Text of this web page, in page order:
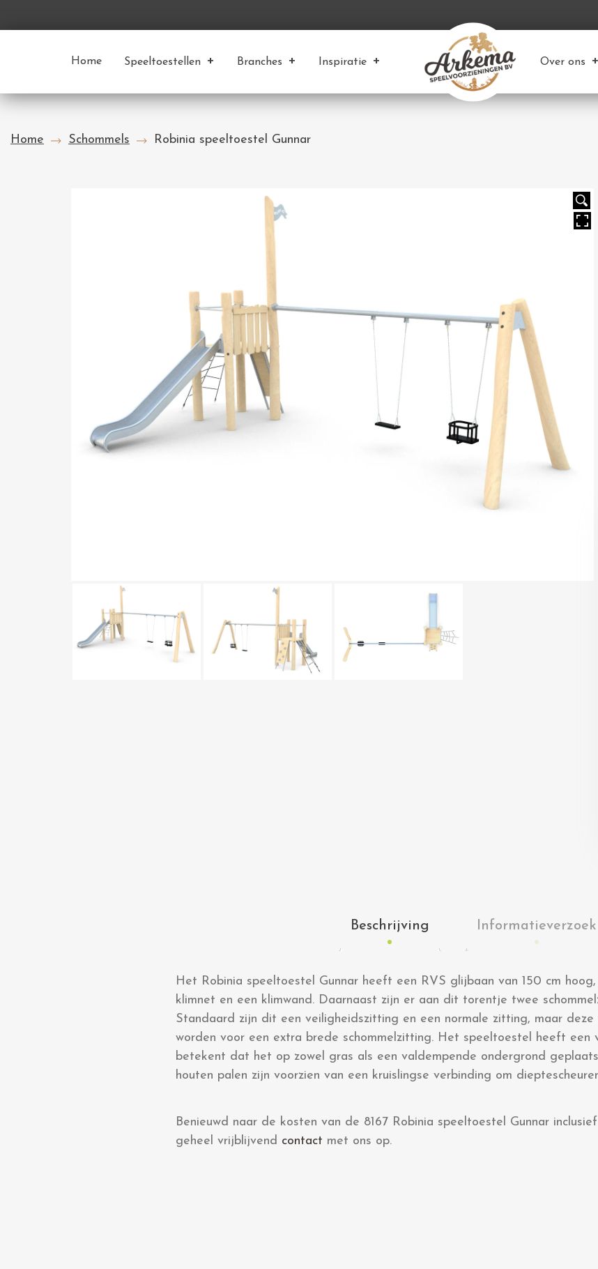
Home Speeltoestellen Branches Inspiratie Over ons
Home Schommels Robinia speeltoestel Gunnar
Beschrijving Informatieverzoek
Het Robinia speeltoestel Gunnar heeft een RVS glijbaan van 150 cm
klimnet en een klimwand. Daarnaast zijn er aan dit torentje twee
Standaard zijn dit een veiligheidszitting en een normale zitting, maar deze
worden voor een extra brede schommelzitting. Het speeltoestel heeft een
betekent dat het op zowel gras als een valdempende ondergrond
houten palen zijn voorzien van een kruislingse verbinding om
Benieuwd naar de kosten van de 8167 Robinia speeltoestel Gunnar
geheel vrijblijvend contact met ons op.